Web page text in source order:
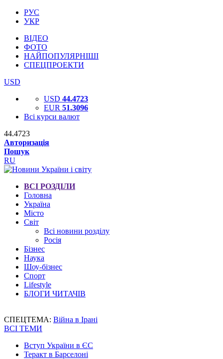
РУС
УКР
ВІДЕО
ФОТО
НАЙПОПУЛЯРНІШІ
СПЕЦПРОЕКТИ
USD
USD 44.4723
EUR 51.3096
Всі курси валют
44.4723
Авторизація
Пошук
RU
ВСІ РОЗДІЛИ
Головна
Україна
Місто
Світ
Всі новини розділу
Росія
Бізнес
Наука
Шоу-бізнес
Спорт
Lifestyle
БЛОГИ ЧИТАЧІВ
СПЕЦТЕМА: Війна в Ірані
ВСІ ТЕМИ
Вступ України в ЄС
Теракт в Барселоні